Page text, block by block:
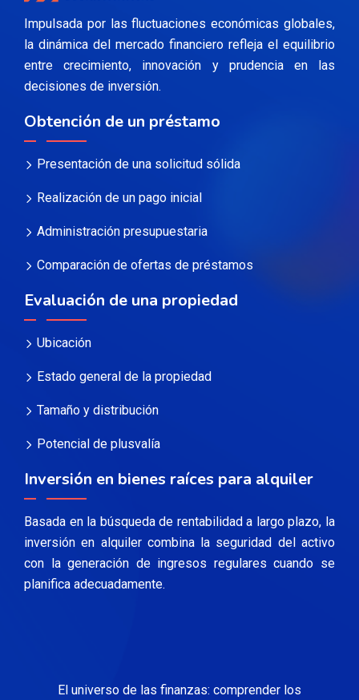
Impulsada por las fluctuaciones económicas globales,
la dinámica del mercado financiero refleja el equilibrio
entre crecimiento, innovación y prudencia en las
decisiones de inversión.
Obtención de un préstamo
Presentación de una solicitud sólida
Realización de un pago inicial
Administración presupuestaria
Comparación de ofertas de préstamos
Evaluación de una propiedad
Ubicación
Estado general de la propiedad
Tamaño y distribución
Potencial de plusvalía
Inversión en bienes raíces para alquiler
Basada en la búsqueda de rentabilidad a largo plazo, la
inversión en alquiler combina la seguridad del activo
con la generación de ingresos regulares cuando se
planifica adecuadamente.
El universo de las finanzas: comprender los